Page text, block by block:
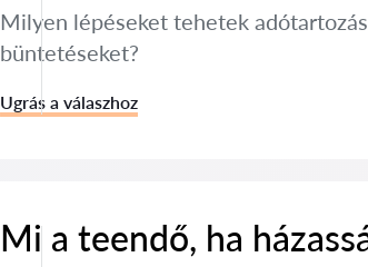
Milyen lépéseket tehetek
büntetéseket?
Ugrás a válaszhoz
Mi a teendő, ha